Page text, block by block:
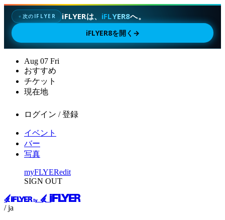
✦次のIFLYER iFLYERは、 iFLYER8へ。
iFLYER8を開く →
Aug 07 Fri
おすすめ
チケット
現在地
ログイン / 登録
イベント
バー
写真
myFLYERedit
SIGN OUT
/ ja